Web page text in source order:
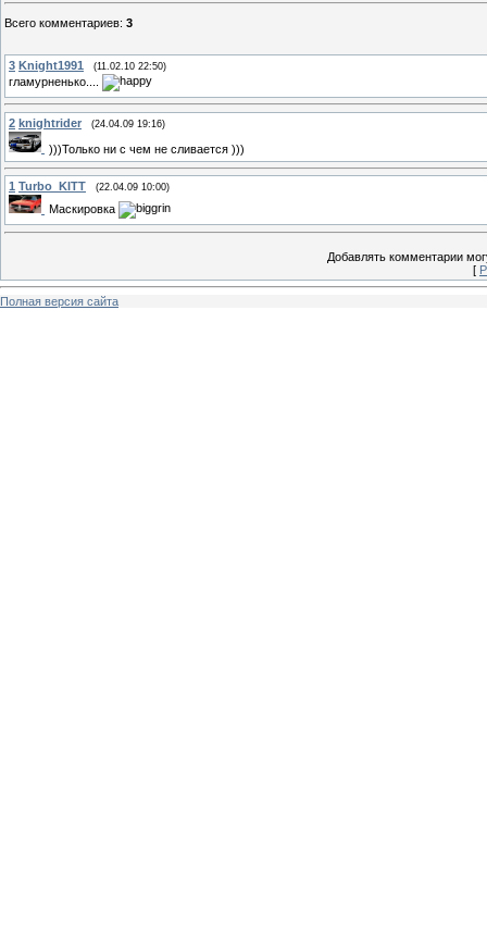
Всего комментариев: 3
3 Knight1991 (11.02.10 22:50)
гламурненько....
2 knightrider (24.04.09 19:16)
)))Только ни с чем не сливается )))
1 Turbo_KITT (22.04.09 10:00)
Маскировка
Добавлять комментарии
[
Полная версия сайта